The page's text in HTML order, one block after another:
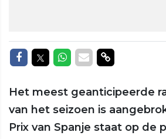
Delen op Facebook
Delen op Twitter
Delen op Whatsapp
Delen via Mail
Delen via
Het meest geanticipeerde
van het seizoen is
Prix van Spanje staat op de